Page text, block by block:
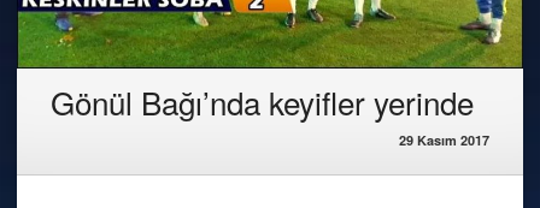
Gönül Bağı’nda keyifler yerinde
29 Kasım 2017